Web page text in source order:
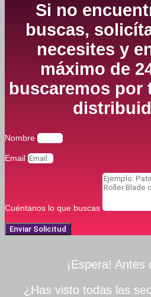
Si no
buscas,
necesites y
máximo de
buscaremos por
Nombre
Email
Cuéntanos lo que buscas
Enviar Solicitud
¡Espera!
¿Has visto todas las